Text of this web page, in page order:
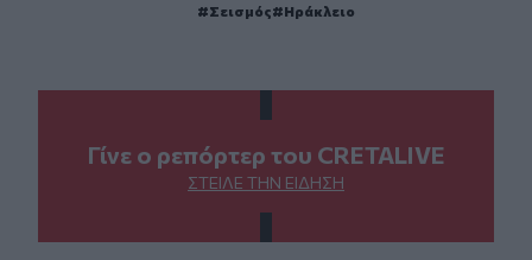
Σεισμός
Ηράκλειο
Γίνε ο ρεπόρτερ του CRETALIVE
ΣΤΕΊΛΕ ΤΗΝ ΕΊΔΗΣΗ